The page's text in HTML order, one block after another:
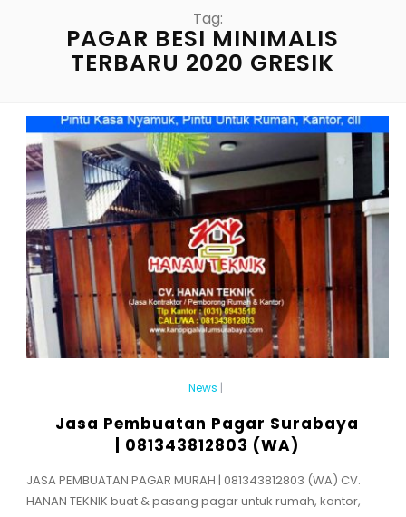
Tag:
PAGAR BESI MINIMALIS
TERBARU 2020 GRESIK
News |
Jasa Pembuatan Pagar Surabaya
| 081343812803 (WA)
JASA PEMBUATAN PAGAR MURAH | 081343812803 (WA) CV.
HANAN TEKNIK buat & pasang pagar untuk rumah, kantor,